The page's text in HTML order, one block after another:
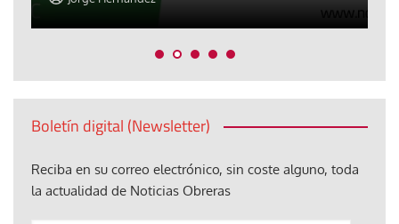
Boletín digital (Newsletter)
Reciba en su correo electrónico, sin coste alguno, toda
la actualidad de Noticias Obreras